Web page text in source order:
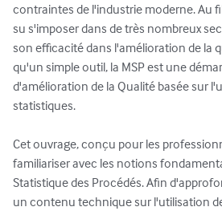
contraintes de l'industrie moderne. Au
su s'imposer dans de très nombreux
son efficacité dans l'amélioration de la
qu'un simple outil, la MSP est une
d'amélioration de la Qualité basée sur
statistiques.
Cet ouvrage, conçu pour les
familiariser avec les notions
Statistique des Procédés. Afin
un contenu technique sur l'utilisation